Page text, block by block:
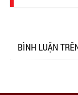
BÌNH LUẬN